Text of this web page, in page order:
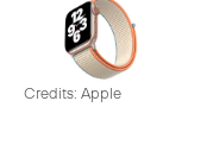
Credits: Apple